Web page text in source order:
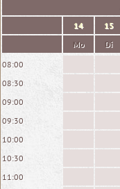
14
15
Mo
Di
08:00
08:30
09:00
09:30
10:00
10:30
11:00